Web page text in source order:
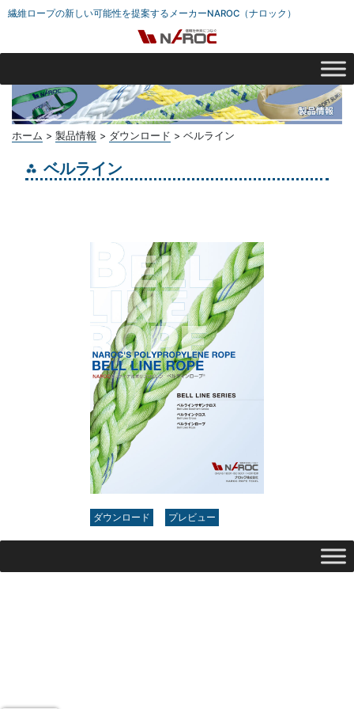
繊維ロープの新しい可能性を提案するメーカーNAROC（ナロック）
ホーム > 製品情報 > ダウンロード > ベルライン
ベルライン
ダウンロード プレビュー